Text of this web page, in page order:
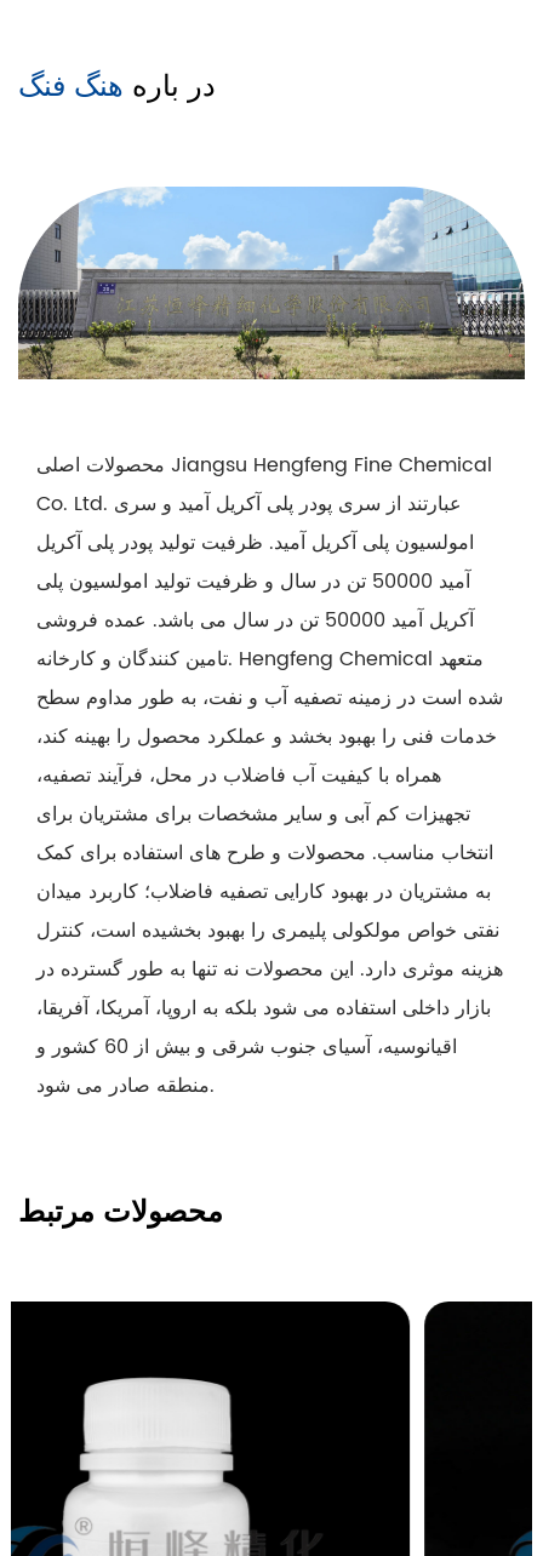
در باره هنگ فنگ
محصولات اصلی Jiangsu Hengfeng Fine Chemical
Co. Ltd. عبارتند از سری پودر پلی آکریل آمید و سری
امولسیون پلی آکریل آمید. ظرفیت تولید پودر پلی آکریل
آمید 50000 تن در سال و ظرفیت تولید امولسیون پلی
آکریل آمید 50000 تن در سال می باشد. عمده فروشی
تامین کنندگان و کارخانه. Hengfeng Chemical متعهد
شده است در زمینه تصفیه آب و نفت، به طور مداوم سطح
خدمات فنی را بهبود بخشد و عملکرد محصول را بهینه کند،
همراه با کیفیت آب فاضلاب در محل، فرآیند تصفیه،
تجهیزات کم آبی و سایر مشخصات برای مشتریان برای
انتخاب مناسب. محصولات و طرح های استفاده برای کمک
به مشتریان در بهبود کارایی تصفیه فاضلاب؛ کاربرد میدان
نفتی خواص مولکولی پلیمری را بهبود بخشیده است، کنترل
هزینه موثری دارد. این محصولات نه تنها به طور گسترده در
بازار داخلی استفاده می شود بلکه به اروپا، آمریکا، آفریقا،
اقیانوسیه، آسیای جنوب شرقی و بیش از 60 کشور و
منطقه صادر می شود.
محصولات مرتبط